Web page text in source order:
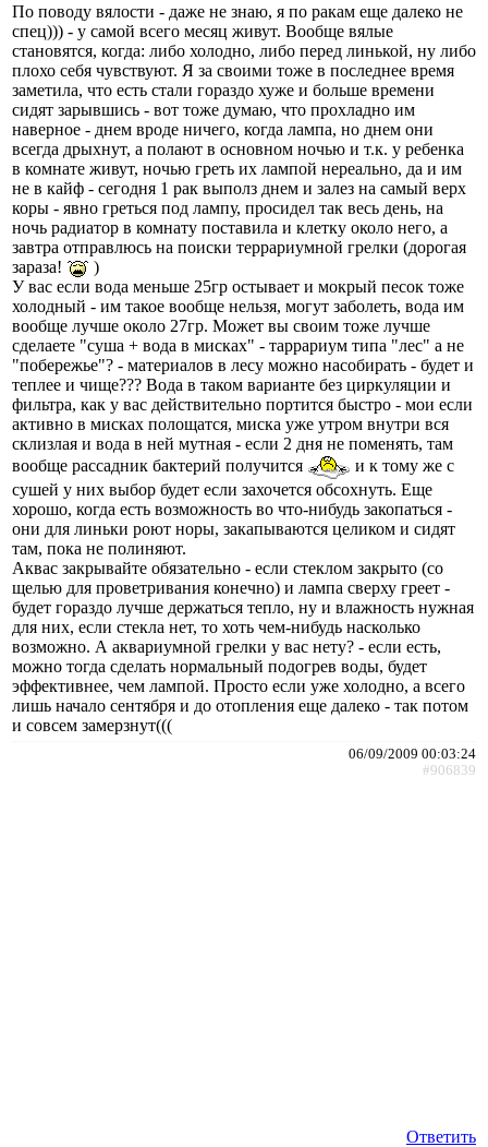
По поводу вялости - даже не знаю, я по ракам еще далеко не
спец))) - у самой всего месяц живут. Вообще вялые
становятся, когда: либо холодно, либо перед линькой, ну либо
плохо себя чувствуют. Я за своими тоже в последнее время
заметила, что есть стали гораздо хуже и больше времени
сидят зарывшись - вот тоже думаю, что прохладно им
наверное - днем вроде ничего, когда лампа, но днем они
всегда дрыхнут, а полают в основном ночью и т.к. у ребенка
в комнате живут, ночью греть их лампой нереально, да и им
не в кайф - сегодня 1 рак выполз днем и залез на самый верх
коры - явно греться под лампу, просидел так весь день, на
ночь радиатор в комнату поставила и клетку около него, а
завтра отправлюсь на поиски террариумной грелки (дорогая
зараза!
)
У вас если вода меньше 25гр остывает и мокрый песок тоже
холодный - им такое вообще нельзя, могут заболеть, вода им
вообще лучше около 27гр. Может вы своим тоже лучше
сделаете "суша + вода в мисках" - таррариум типа "лес" а не
"побережье"? - материалов в лесу можно насобирать - будет и
теплее и чище??? Вода в таком варианте без циркуляции и
фильтра, как у вас действительно портится быстро - мои если
активно в мисках полощатся, миска уже утром внутри вся
склизлая и вода в ней мутная - если 2 дня не поменять, там
вообще рассадник бактерий получится
и к тому же с
сушей у них выбор будет если захочется обсохнуть. Еще
хорошо, когда есть возможность во что-нибудь закопаться -
они для линьки роют норы, закапываются целиком и сидят
там, пока не полиняют.
Аквас закрывайте обязательно - если стеклом закрыто (со
щелью для проветривания конечно) и лампа сверху греет -
будет гораздо лучше держаться тепло, ну и влажность нужная
для них, если стекла нет, то хоть чем-нибудь насколько
возможно. А аквариумной грелки у вас нету? - если есть,
можно тогда сделать нормальный подогрев воды, будет
эффективнее, чем лампой. Просто если уже холодно, а всего
лишь начало сентября и до отопления еще далеко - так потом
и совсем замерзнут(((
06/09/2009 00:03:24
#906839
Ответить